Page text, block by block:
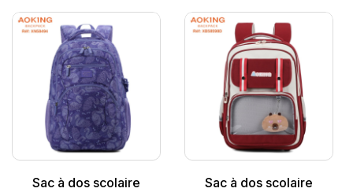
Sac à dos scolaire
Sac à dos scolaire